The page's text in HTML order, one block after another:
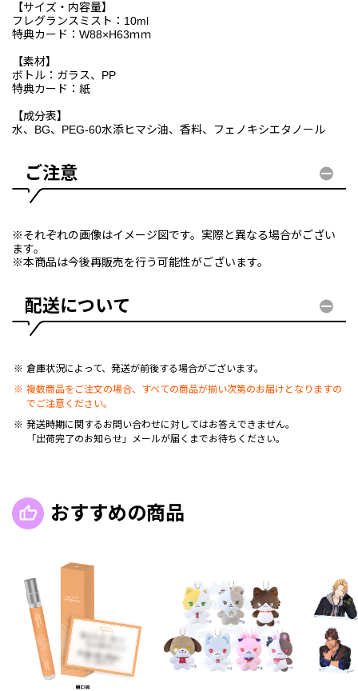
【サイズ・内容量】
フレグランスミスト：10ml
特典カード：W88×H63ｍｍ
【素材】
ボトル：ガラス、PP
特典カード：紙
【成分表】
水、BG、PEG-60水添ヒマシ油、香料、フェノキシエタノール
ご注意
※それぞれの画像はイメージ図です。実際と異なる場合がござい
ます。
※本商品は今後再販売を行う可能性がございます。
配送について
倉庫状況によって、発送が前後する場合がございます。
複数商品をご注文の場合、すべての商品が揃い次第のお届けとなりますの
でご注意ください。
発送時期に関するお問い合わせに対してはお答えできません。
「出荷完了のお知らせ」メールが届くまでお待ちください。
おすすめの商品